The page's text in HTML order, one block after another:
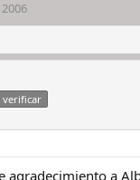
2006
verificar
agradecimiento a